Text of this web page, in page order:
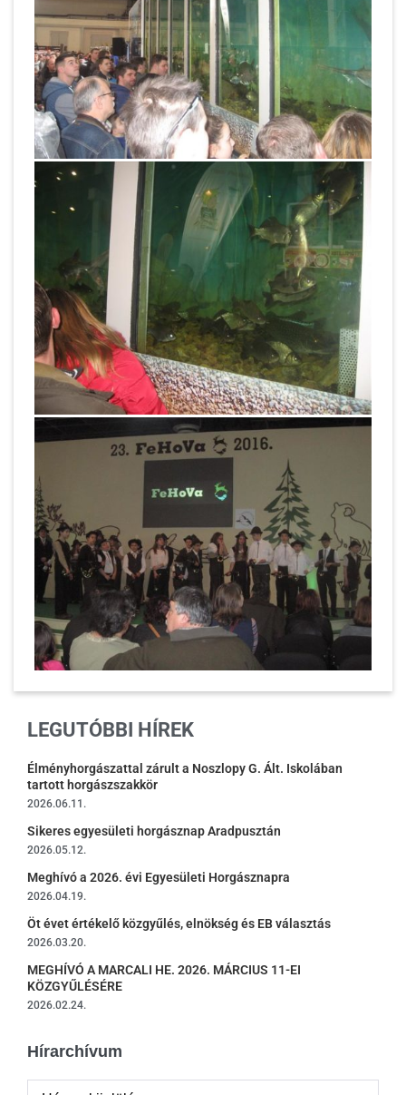
LEGUTÓBBI HÍREK
Élményhorgászattal zárult a Noszlopy G. Ált. Iskolában
tartott horgászszakkör
2026.06.11.
Sikeres egyesületi horgásznap Aradpusztán
2026.05.12.
Meghívó a 2026. évi Egyesületi Horgásznapra
2026.04.19.
Öt évet értékelő közgyűlés, elnökség és EB választás
2026.03.20.
MEGHÍVÓ A MARCALI HE. 2026. MÁRCIUS 11-EI
KÖZGYŰLÉSÉRE
2026.02.24.
Hírarchívum